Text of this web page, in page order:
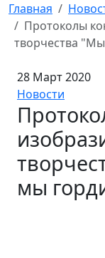
Главная
Протоколы
творчества
28 Март 2020
Новости
мы